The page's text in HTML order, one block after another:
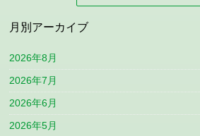
月別アーカイブ
2026年8月
2026年7月
2026年6月
2026年5月